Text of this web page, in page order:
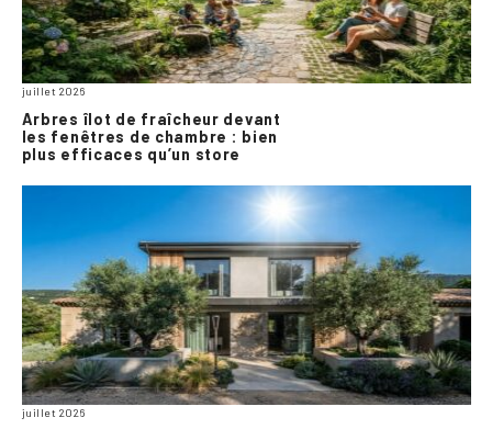
juillet 2026
Arbres îlot de fraîcheur devant
les fenêtres de chambre : bien
plus efficaces qu’un store
juillet 2026